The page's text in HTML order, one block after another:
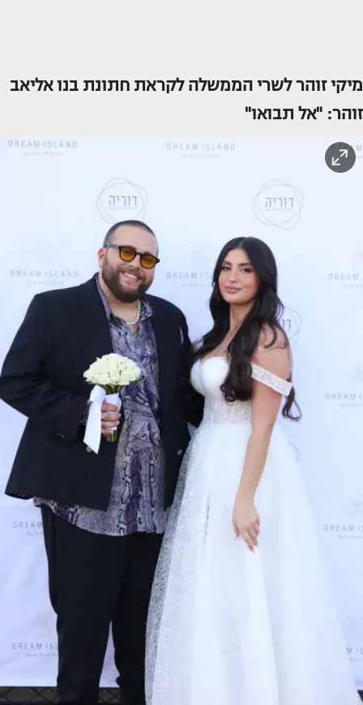
מיקי זוהר לשרי הממשלה לקראת חתונת בנו אליאב
זוהר: "אל תבואו"